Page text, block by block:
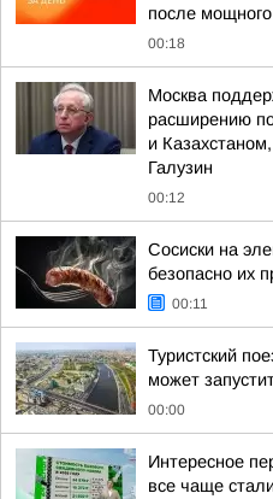
после
00:18
Москва
расширению
и
Галузин
00:12
Сосиски на
безопасно их
00:11
Туристский
может
00:00
Интересное
все чаще